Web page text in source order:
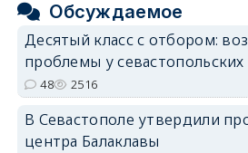
Обсуждаемое
Десятый класс с отбором:
проблемы у
48 2516
В Севастополе утвердили
центра Балаклавы